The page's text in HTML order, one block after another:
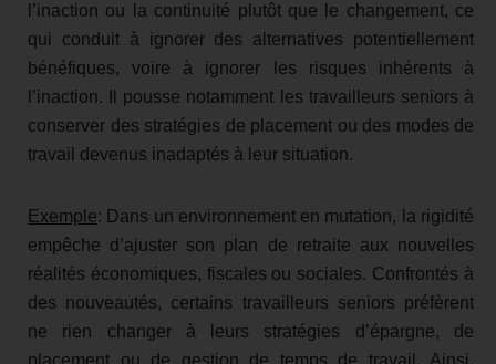
l’inaction ou la continuité plutôt que le changement, ce
qui conduit à ignorer des alternatives potentiellement
bénéfiques, voire à ignorer les risques inhérents à
l’inaction. Il pousse notamment les travailleurs seniors à
conserver des stratégies de placement ou des modes de
travail devenus inadaptés à leur situation.
Exemple: Dans un environnement en mutation, la rigidité
empêche d’ajuster son plan de retraite aux nouvelles
réalités économiques, fiscales ou sociales. Confrontés à
des nouveautés, certains travailleurs seniors préfèrent
ne rien changer à leurs stratégies d’épargne, de
placement ou de gestion de temps de travail. Ainsi,